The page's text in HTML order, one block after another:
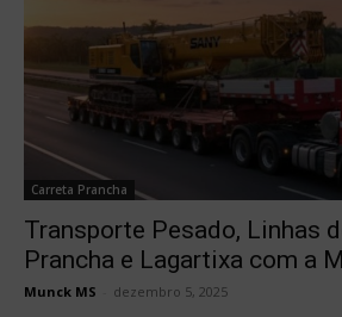
Carreta Prancha
Transporte Pesado, Linhas
Prancha e Lagartixa com a
Munck MS dezembro 5, 2025